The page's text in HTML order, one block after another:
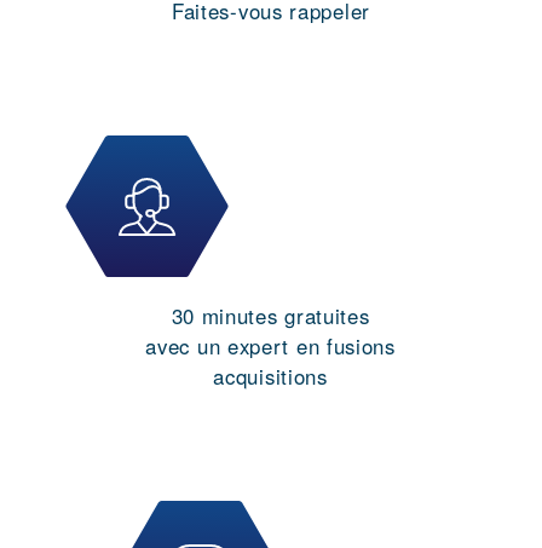
Faites-vous rappeler
30 minutes gratuites
avec un expert en fusions
acquisitions